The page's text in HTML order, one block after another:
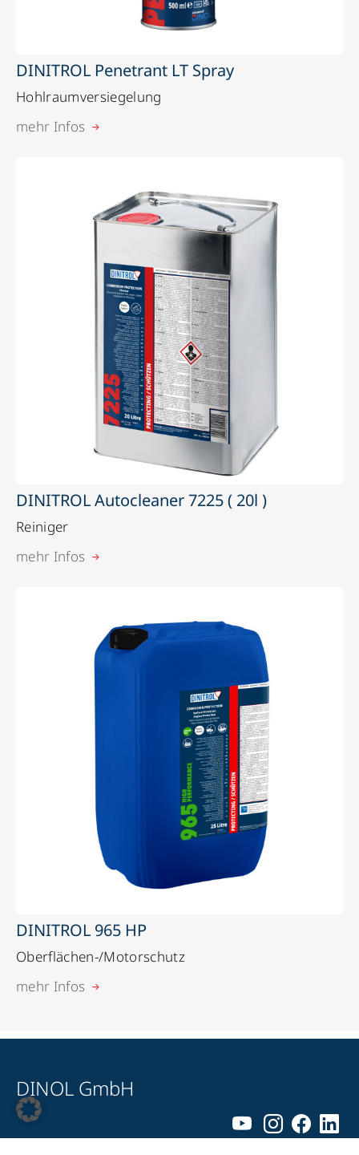
DINITROL Penetrant LT Spray
Hohlraumversiegelung
mehr Infos
DINITROL Autocleaner 7225 ( 20l )
Reiniger
mehr Infos
DINITROL 965 HP
Oberflächen-/Motorschutz
mehr Infos
DINOL GmbH